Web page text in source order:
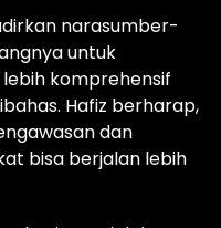
narasumber-
untuk
komprehensif
Hafiz berharap,
dan
bisa berjalan lebih